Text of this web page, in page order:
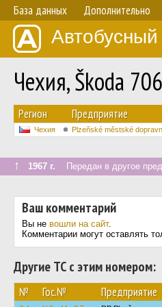
База данных Дополнительно
Автобусный
Чехия, Škoda
Регион Предприятие
Чехия Plzeňské městské
↑ 1967 г. Передан в другое
Ваш комментарий
Вы не вошли на сайт.
Комментарии могут оставлять
Другие ТС с этим номером:
№ Гос.№ Предприятие